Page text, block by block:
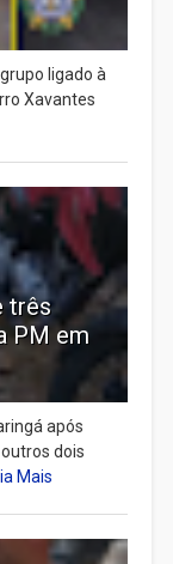
ligado à
Xavantes
três
PM em
após
dois
Mais